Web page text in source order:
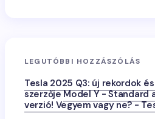
LEGUTÓBBI HOZZÁSZÓLÁS
Tesla 2025 Q3: új rekordok
szerzőjeModel Y - Standard
verzió! Vegyem vagy ne? -